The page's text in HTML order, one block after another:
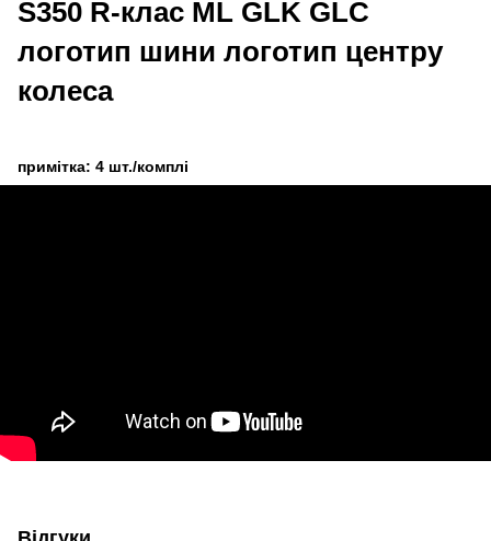
S350 R-клас ML GLK GLC
логотип шини логотип центру
колеса
примітка: 4 шт./комплі